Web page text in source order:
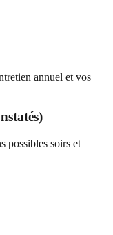
annuel et vos
possibles soirs et